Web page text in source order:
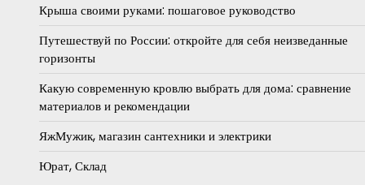
Крыша своими руками: пошаговое руководство
Путешествуй по России: откройте для себя неизведанные
горизонты
Какую современную кровлю выбрать для дома: сравнение
материалов и рекомендации
ЯжМужик, магазин сантехники и электрики
Юрат, Склад